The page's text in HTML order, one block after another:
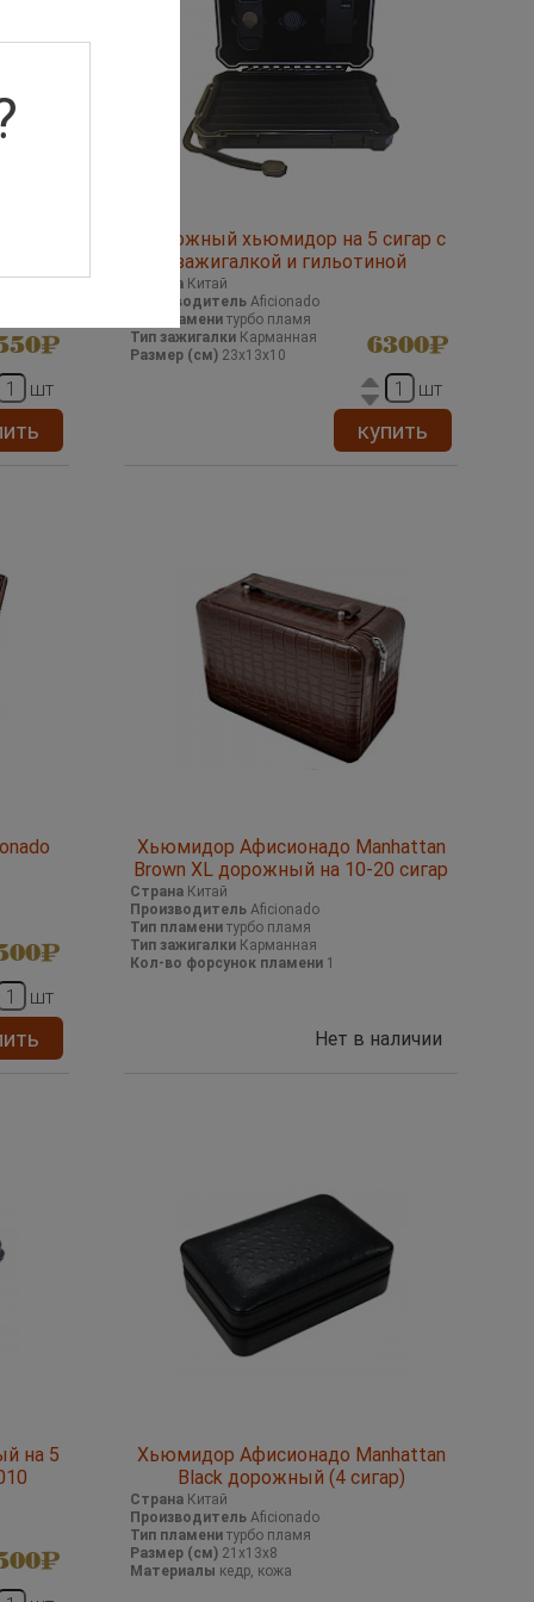
шт
Дорожный хьюмидор на 5 сигар с
зажигалкой и гильотиной
Страна Китай
Производитель Aficionado
Тип пламени турбо пламя
Тип зажигалки Карманная
Размер (см) 23х13х10 6300
шт
купить
шт
Хьюмидор Афисионадо Manhattan
Brown XL дорожный на 10-20 сигар
Страна Китай
Производитель Aficionado
Тип пламени турбо пламя
Тип зажигалки Карманная
Кол-во форсунок пламени 1
Нет в наличии
на 5
Хьюмидор Афисионадо Manhattan
Black дорожный (4 сигар)
Страна Китай
Производитель Aficionado
Тип пламени турбо пламя
Размер (см) 21х13х8
Материалы кедр, кожа